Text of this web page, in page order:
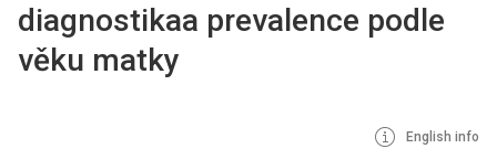
diagnostikaa prevalence podle
věku matky
English info